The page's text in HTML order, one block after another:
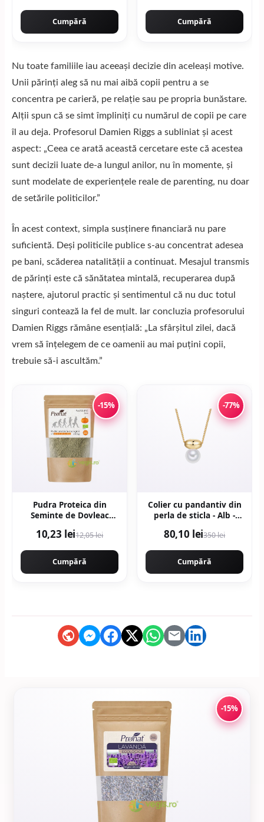
Cumpără Cumpără
Nu toate familiile iau aceeași decizie din aceleași motive.
Unii părinți aleg să nu mai aibă copii pentru a se
concentra pe carieră, pe relație sau pe propria bunăstare.
Alții spun că se simt împliniți cu numărul de copii pe care
îl au deja. Profesorul Damien Riggs a subliniat și acest
aspect: „Ceea ce arată această cercetare este că acestea
sunt decizii luate de-a lungul anilor, nu în momente, și
sunt modelate de experiențele reale de parenting, nu doar
de setările politicilor.”
În acest context, simpla susținere financiară nu pare
suficientă. Deși politicile publice s-au concentrat adesea
pe bani, scăderea natalității a continuat. Mesajul transmis
de părinți este că sănătatea mintală, recuperarea după
naștere, ajutorul practic și sentimentul că nu duc totul
singuri contează la fel de mult. Iar concluzia profesorului
Damien Riggs rămâne esențială: „La sfârșitul zilei, dacă
vrem să înțelegem de ce oamenii au mai puțini copii,
trebuie să-i ascultăm.”
-15%
Pudra Proteica din
Seminte de Dovleac
10,23 lei12,05 lei
Cumpără
-77%
Colier cu pandantiv din
perla de sticla - Alb -
80,10 lei350 lei
Cumpără
-15%